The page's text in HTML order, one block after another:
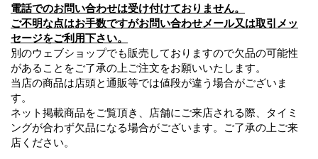
電話でのお問い合わせは受け付けておりません。
ご不明な点はお手数ですがお問い合わせメール又は取引メッ
セージをご利用下さい。
別のウェブショップでも販売しておりますので欠品の可能性
があることをご了承の上ご注文をお願いいたします。
当店の商品は店頭と通販等では値段が違う場合がございま
す。
ネット掲載商品をご覧頂き、店舗にご来店される際、タイミ
ングが合わず欠品になる場合がございます。ご了承の上ご来
店ください。